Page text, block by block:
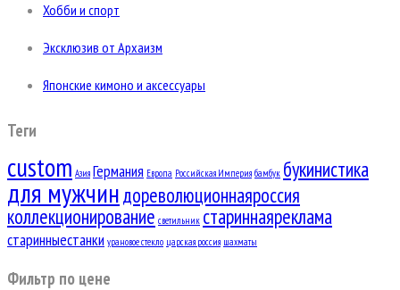
Хобби и спорт
Эксклюзив от Архаизм
Японские кимоно и аксессуары
Теги
custom Азия Германия Европа Российская Империя бамбук букинистика
для мужчиндореволюционнаяроссия
коллекционирование светильник стариннаяреклама
старинныестанки урановое стекло царская россия шахматы
Фильтр по цене